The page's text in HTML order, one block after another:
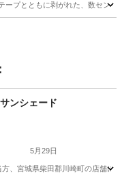
ープとともに剥がれた、数セン
ンシェード
5月29日
、宮城県柴田郡川崎町の店舗